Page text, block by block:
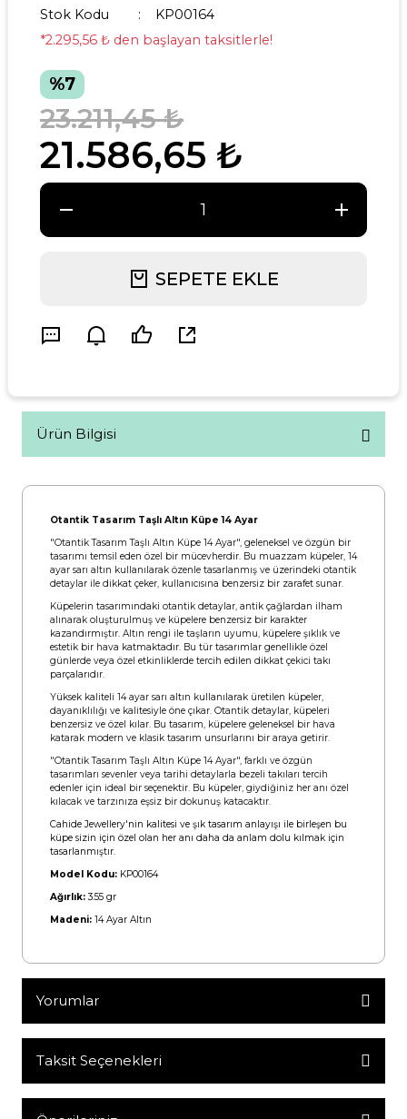
Stok Kodu
KP00164
*2.295,56 ₺ den başlayan taksitlerle!
%7
21.586,65 ₺
23.211,45 ₺
SEPETE EKLE
Ürün Bilgisi
Otantik Tasarım Taşlı Altın Küpe 14 Ayar
"Otantik Tasarım Taşlı Altın Küpe 14 Ayar", geleneksel ve özgün bir
tasarımı temsil eden özel bir mücevherdir. Bu muazzam küpeler, 14
ayar sarı altın kullanılarak özenle tasarlanmış ve üzerindeki otantik
detaylar ile dikkat çeker, kullanıcısına benzersiz bir zarafet sunar.
Küpelerin tasarımındaki otantik detaylar, antik çağlardan ilham
alınarak oluşturulmuş ve küpelere benzersiz bir karakter
kazandırmıştır. Altın rengi ile taşların uyumu, küpelere şıklık ve
estetik bir hava katmaktadır. Bu tür tasarımlar genellikle özel
günlerde veya özel etkinliklerde tercih edilen dikkat çekici takı
parçalarıdır.
Yüksek kaliteli 14 ayar sarı altın kullanılarak üretilen küpeler,
dayanıklılığı ve kalitesiyle öne çıkar. Otantik detaylar, küpeleri
benzersiz ve özel kılar. Bu tasarım, küpelere geleneksel bir hava
katarak modern ve klasik tasarım unsurlarını bir araya getirir.
"Otantik Tasarım Taşlı Altın Küpe 14 Ayar", farklı ve özgün
tasarımları sevenler veya tarihi detaylarla bezeli takıları tercih
edenler için ideal bir seçenektir. Bu küpeler, giydiğiniz her anı özel
kılacak ve tarzınıza eşsiz bir dokunuş katacaktır.
Cahide Jewellery'nin kalitesi ve şık tasarım anlayışı ile birleşen bu
küpe sizin için özel olan her anı daha da anlam dolu kılmak için
tasarlanmıştır.
Model Kodu: KP00164
Ağırlık:3.55 gr
Madeni: 14 Ayar Altın
Yorumlar
Bu ürüne ilk yorumu siz yapın!
Taksit Seçenekleri